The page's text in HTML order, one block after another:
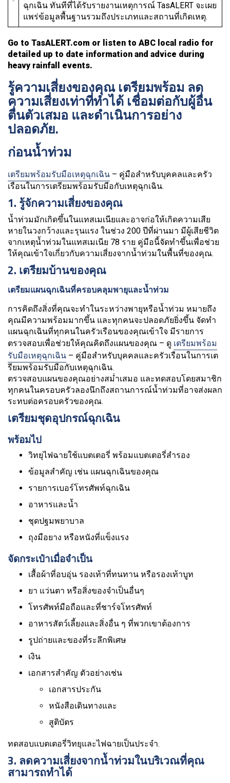
ฉุกเฉิน ทันทีที่ได้รับรายงานเหตุการณ์ TasALERT จะเผย
แพร่ข้อมูลพื้นฐานรวมถึงประเภทและสถานที่เกิดเหตุ.
Go to TasALERT.com or listen to ABC local radio for
detailed up to date information and advice during
heavy rainfall events.
รู้ความเสี่ยงของคุณ เตรียมพร้อม ลด
ความเสี่ยงเท่าที่ทำได้ เชื่อมต่อกับผู้อื่น
ตื่นตัวเสมอ และดำเนินการอย่าง
ปลอดภัย.
ก่อนน้ำท่วม
เตรียมพร้อมรับมือเหตุฉุกเฉิน – คู่มือสำหรับบุคคลและครัว
เรือนในการเตรียมพร้อมรับมือกับเหตุฉุกเฉิน.
1. รู้จักความเสี่ยงของคุณ
น้ำท่วมมักเกิดขึ้นในแทสเมเนียและอาจก่อให้เกิดความเสีย
หายในวงกว้างและรุนแรง ในช่วง 200 ปีที่ผ่านมา มีผู้เสียชีวิต
จากเหตุน้ำท่วมในแทสเมเนีย 78 ราย คู่มือนี้จัดทำขึ้นเพื่อช่วย
ให้คุณเข้าใจเกี่ยวกับความเสี่ยงจากน้ำท่วมในพื้นที่ของคุณ.
2. เตรียมบ้านของคุณ
เตรียมแผนฉุกเฉินที่ครอบคลุมพายุและน้ำท่วม
การคิดถึงสิ่งที่คุณจะทำในระหว่างพายุหรือน้ำท่วม หมายถึง
คุณมีความพร้อมมากขึ้น และทุกคนจะปลอดภัยยิ่งขึ้น จัดทำ
แผนฉุกเฉินที่ทุกคนในครัวเรือนของคุณเข้าใจ มีรายการ
ตรวจสอบเพื่อช่วยให้คุณคิดถึงแผนของคุณ – ดู เตรียมพร้อม
รับมือเหตุฉุกเฉิน – คู่มือสำหรับบุคคลและครัวเรือนในการเต
รียมพร้อมรับมือกับเหตุฉุกเฉิน.
ตรวจสอบแผนของคุณอย่างสม่ำเสมอ และทดสอบโดยสมาชิก
ทุกคนในครอบครัวลองนึกถึงสถานการณ์น้ำท่วมที่อาจส่งผลก
ระทบต่อครอบครัวของคุณ.
เตรียมชุดอุปกรณ์ฉุกเฉิน
พร้อมไป
วิทยุไฟฉายใช้แบตเตอรี่ พร้อมแบตเตอรี่สำรอง
ข้อมูลสำคัญ เช่น แผนฉุกเฉินของคุณ
รายการเบอร์โทรศัพท์ฉุกเฉิน
อาหารและน้ำ
ชุดปฐมพยาบาล
ถุงมือยาง หรือหนังที่แข็งแรง
จัดกระเป๋าเมื่อจำเป็น
เสื้อผ้าที่อบอุ่น รองเท้าที่ทนทาน หรือรองเท้าบูท
ยา แว่นตา หรือสิ่งของจำเป็นอื่นๆ
โทรศัพท์มือถือและที่ชาร์จโทรศัพท์
อาหารสัตว์เลี้ยงและสิ่งอื่น ๆ ที่พวกเขาต้องการ
รูปถ่ายและของที่ระลึกพิเศษ
เงิน
เอกสารสำคัญ ตัวอย่างเช่น
เอกสารประกัน
หนังสือเดินทางและ
สูติบัตร
ทดสอบแบตเตอรี่วิทยุและไฟฉายเป็นประจำ.
3. ลดความเสี่ยงจากน้ำท่วมในบริเวณที่คุณ
สามารถทำได้